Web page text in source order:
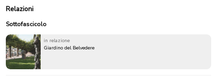
Relazioni
Sottofascicolo
in relazione
Giardino del Belvedere